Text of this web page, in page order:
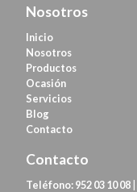
Nosotros
Inicio
Nosotros
Productos
Ocasión
Servicios
Blog
Contacto
Contacto
Teléfono:952 03 10 08 |